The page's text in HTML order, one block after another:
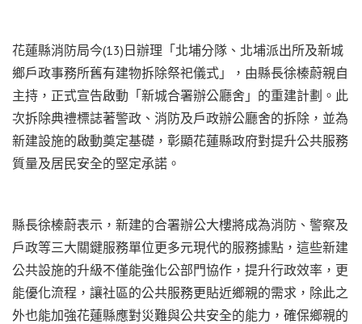
花蓮縣消防局今(13)日辦理「北埔分隊、北埔派出所及新城
鄉戶政事務所舊有建物拆除祭祀儀式」，由縣長徐榛蔚親自
主持，正式宣告啟動「新城合署辦公廳舍」的重建計劃。此
次拆除典禮標誌著警政、消防及戶政辦公廳舍的拆除，並為
新建設施的啟動奠定基礎，彰顯花蓮縣政府對提升公共服務
質量及居民安全的堅定承諾。
縣長徐榛蔚表示，新建的合署辦公大樓將成為消防、警察及
戶政等三大關鍵服務單位更多元現代的服務據點，這些新建
公共設施的升級不僅能強化公部門協作，提升行政效率，更
能優化流程，讓社區的公共服務更貼近鄉親的需求，除此之
外也能加強花蓮縣應對災難與公共安全的能力，確保鄉親的